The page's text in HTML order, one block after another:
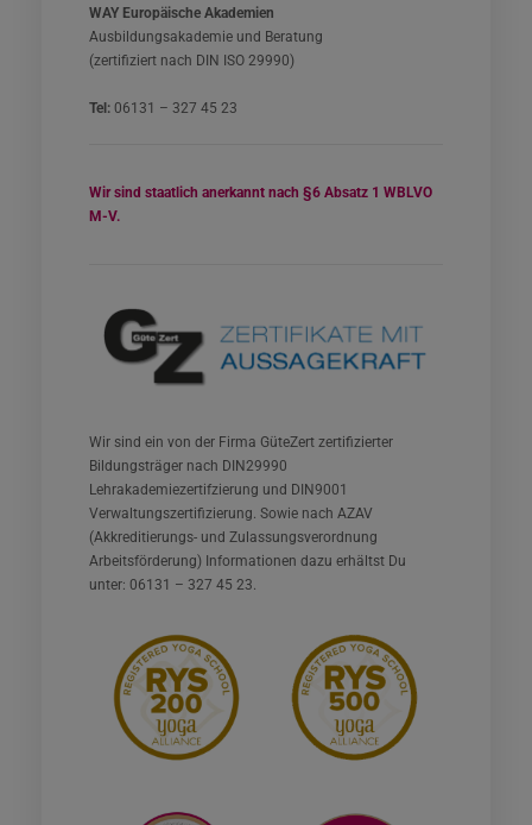
WAY Europäische Akademien
Ausbildungsakademie und Beratung
(zertifiziert nach DIN ISO 29990)
Tel: 06131 – 327 45 23
Wir sind staatlich anerkannt nach §6 Absatz 1 WBLVO
M-V.
Wir sind ein von der Firma GüteZert zertifizierter
Bildungsträger nach DIN29990
Lehrakademiezertifzierung und DIN9001
Verwaltungszertifizierung. Sowie nach AZAV
(Akkreditierungs- und Zulassungsverordnung
Arbeitsförderung) Informationen dazu erhältst Du
unter: 06131 – 327 45 23.